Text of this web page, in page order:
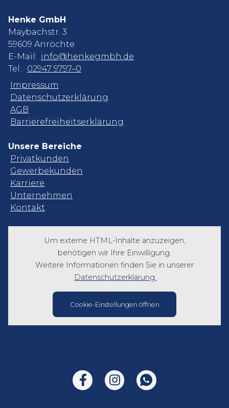
Henke GmbH
Maybachstr. 3
59609 Anröchte
E-Mail: info@henkegmbh.de
Tel.: 02947 9797–0
Impressum
Datenschutzerklärung
AGB
Barrierefreiheitserklärung
Unsere Bereiche
Privatkunden
Gewerbekunden
Karriere
Unternehmen
Kontakt
Um externe HTML-Inhalte anzuzeigen,
benötigen wir Ihre Einwilligung.
Weitere Informationen finden Sie in unserer
Datenschutzerklärung.
Cookie-Einstellungen öffnen